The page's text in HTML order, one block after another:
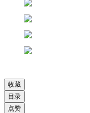
收藏
目录
点赞